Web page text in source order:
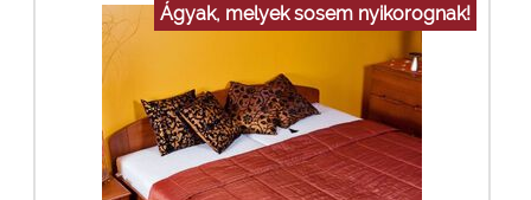
Ágyak, melyek sosem nyikorognak!